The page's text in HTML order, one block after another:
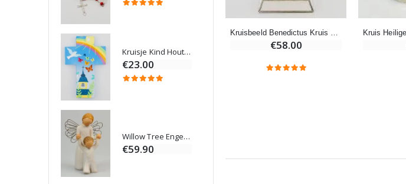
Kruisje Kind Hout Kerk Vlinders en Regenboog 15 cm
€23.00
Willow Tree Engel - Guardian Angel (Beschermengel) - 14 cm
€59.90
€4.90
Kruisbeeld Benedictus Kruis op Voetstuk - 20cm - Metaal Wit
€58.00